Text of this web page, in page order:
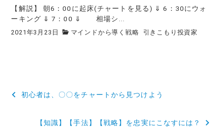
【解説】 朝6：00に起床(チャートを見る) ⇓ 6：30にウォ
ーキング ⇓ 7：00 ⇓ 相場シ...
2021年3月23日 マインドから導く戦略 引きこもり投資家
投
初心者は、〇〇をチャートから見つけよう
【知識】【手法】【戦略】を忠実にこなすには？